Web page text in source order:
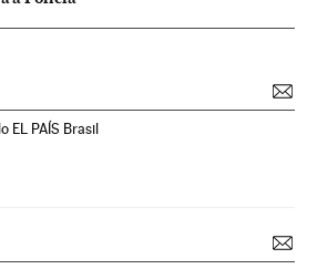
EL PAÍS Brasil